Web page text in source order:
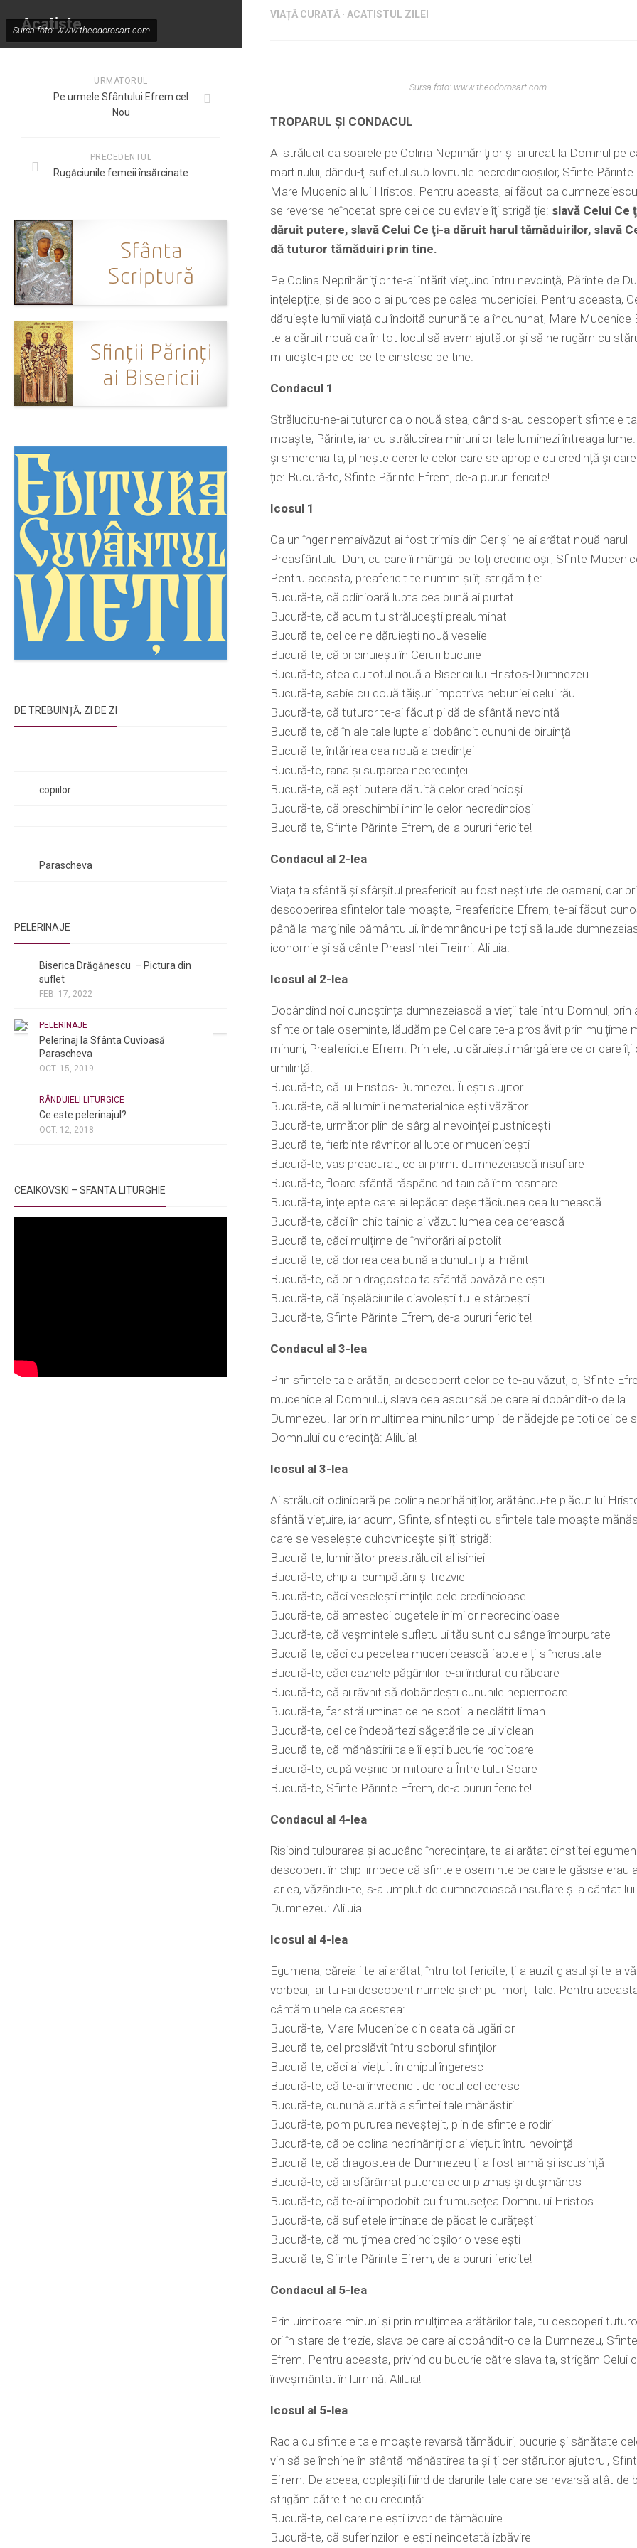
Acatiste
Sursa foto: www.theodorosart.com
VIAȚĂ CURATĂ · ACATISTUL ZILEI
Sursa foto: www.theodorosart.com
TROPARUL ȘI CONDACUL
Ai strălucit ca soarele pe Colina Neprihăniţilor şi ai urcat la Domnul pe
martiriului, dându-ţi sufletul sub loviturile necredincioşilor, Sfinte Părinte
Mare Mucenic al lui Hristos. Pentru aceasta, ai făcut ca
se reverse neîncetat spre cei ce cu evlavie îţi strigă ţie: slavă Celui Ce
dăruit putere, slavă Celui Ce ţi-a dăruit harul tămăduirilor, slavă
dă tuturor tămăduiri prin tine.
Pe Colina Neprihăniţilor te-ai întărit vieţuind întru nevoinţă, Părinte de
înţelepţite, şi de acolo ai purces pe calea muceniciei. Pentru aceasta,
dăruieşte lumii viaţă cu îndoită cunună te-a încununat, Mare Mucenice
te-a dăruit nouă ca în tot locul să avem ajutător şi să ne rugăm cu
miluieşte-i pe cei ce te cinstesc pe tine.
Condacul 1
Strălucitu-ne-ai tuturor ca o nouă stea, când s-au descoperit sfintele
moaște, Părinte, iar cu strălucirea minunilor tale luminezi întreaga
și smerenia ta, plinește cererile celor care se apropie cu credință și
ție: Bucură-te, Sfinte Părinte Efrem, de-a pururi fericite!
Icosul 1
Ca un înger nemaivăzut ai fost trimis din Cer și ne-ai arătat nouă harul
Preasfântului Duh, cu care îi mângâi pe toți credincioșii, Sfinte
Pentru aceasta, preafericit te numim și îți strigăm ție:
Bucură-te, că odinioară lupta cea bună ai purtat
Bucură-te, că acum tu strălucești prealuminat
Bucură-te, cel ce ne dăruiești nouă veselie
Bucură-te, că pricinuiești în Ceruri bucurie
Bucură-te, stea cu totul nouă a Bisericii lui Hristos-Dumnezeu
Bucură-te, sabie cu două tăișuri împotriva nebuniei celui rău
Bucură-te, că tuturor te-ai făcut pildă de sfântă nevoință
Bucură-te, că în ale tale lupte ai dobândit cununi de biruință
Bucură-te, întărirea cea nouă a credinței
Bucură-te, rana și surparea necredinței
Bucură-te, că ești putere dăruită celor credincioși
Bucură-te, că preschimbi inimile celor necredincioși
Bucură-te, Sfinte Părinte Efrem, de-a pururi fericite!
Condacul al 2-lea
Viața ta sfântă și sfârșitul preafericit au fost neștiute de oameni, dar
descoperirea sfintelor tale moaște, Preafericite Efrem, te-ai făcut
până la marginile pământului, îndemnându-i pe toți să laude
iconomie și să cânte Preasfintei Treimi: Aliluia!
Icosul al 2-lea
Dobândind noi cunoștința dumnezeiască a vieții tale întru Domnul, prin
sfintelor tale oseminte, lăudăm pe Cel care te-a proslăvit prin mulțime
minuni, Preafericite Efrem. Prin ele, tu dăruiești mângâiere celor care îți
umilință:
Bucură-te, că lui Hristos-Dumnezeu Îi ești slujitor
Bucură-te, că al luminii nematerialnice ești văzător
Bucură-te, următor plin de sârg al nevoinței pustnicești
Bucură-te, fierbinte râvnitor al luptelor mucenicești
Bucură-te, vas preacurat, ce ai primit dumnezeiască insuflare
Bucură-te, floare sfântă răspândind tainică înmiresmare
Bucură-te, înțelepte care ai lepădat deșertăciunea cea lumească
Bucură-te, căci în chip tainic ai văzut lumea cea cerească
Bucură-te, căci mulțime de înviforări ai potolit
Bucură-te, că dorirea cea bună a duhului ți-ai hrănit
Bucură-te, că prin dragostea ta sfântă pavăză ne ești
Bucură-te, că înșelăciunile diavolești tu le stârpești
Bucură-te, Sfinte Părinte Efrem, de-a pururi fericite!
Condacul al 3-lea
Prin sfintele tale arătări, ai descoperit celor ce te-au văzut, o, Sfinte
mucenice al Domnului, slava cea ascunsă pe care ai dobândit-o de la
Dumnezeu. Iar prin mulțimea minunilor umpli de nădejde pe toți cei ce
Domnului cu credință: Aliluia!
Icosul al 3-lea
Ai strălucit odinioară pe colina neprihăniților, arătându-te plăcut lui
sfântă viețuire, iar acum, Sfinte, sfințești cu sfintele tale moaște
care se veselește duhovnicește și îți strigă:
Bucură-te, luminător preastrălucit al isihiei
Bucură-te, chip al cumpătării și trezviei
Bucură-te, căci veselești mințile cele credincioase
Bucură-te, că amesteci cugetele inimilor necredincioase
Bucură-te, că veșmintele sufletului tău sunt cu sânge împurpurate
Bucură-te, căci cu pecetea mucenicească faptele ți-s încrustate
Bucură-te, căci caznele păgânilor le-ai îndurat cu răbdare
Bucură-te, că ai râvnit să dobândești cununile nepieritoare
Bucură-te, far străluminat ce ne scoți la neclătit liman
Bucură-te, cel ce îndepărtezi săgetările celui viclean
Bucură-te, că mănăstirii tale îi ești bucurie roditoare
Bucură-te, cupă veșnic primitoare a Întreitului Soare
Bucură-te, Sfinte Părinte Efrem, de-a pururi fericite!
Condacul al 4-lea
Risipind tulburarea și aducând încredințare, te-ai arătat cinstitei
descoperit în chip limpede că sfintele oseminte pe care le găsise erau
Iar ea, văzându-te, s-a umplut de dumnezeiască insuflare și a cântat lui
Dumnezeu: Aliluia!
Icosul al 4-lea
Egumena, căreia i te-ai arătat, întru tot fericite, ți-a auzit glasul și te-a
vorbeai, iar tu i-ai descoperit numele și chipul morții tale. Pentru
cântăm unele ca acestea:
Bucură-te, Mare Mucenice din ceata călugărilor
Bucură-te, cel proslăvit întru soborul sfinților
Bucură-te, căci ai viețuit în chipul îngeresc
Bucură-te, că te-ai învrednicit de rodul cel ceresc
Bucură-te, cunună aurită a sfintei tale mănăstiri
Bucură-te, pom pururea neveștejit, plin de sfintele rodiri
Bucură-te, că pe colina neprihăniților ai viețuit întru nevoință
Bucură-te, că dragostea de Dumnezeu ți-a fost armă și iscusință
Bucură-te, că ai sfărâmat puterea celui pizmaș și dușmănos
Bucură-te, că te-ai împodobit cu frumusețea Domnului Hristos
Bucură-te, că sufletele întinate de păcat le curățești
Bucură-te, că mulțimea credincioșilor o veselești
Bucură-te, Sfinte Părinte Efrem, de-a pururi fericite!
Condacul al 5-lea
Prin uimitoare minuni și prin mulțimea arătărilor tale, tu descoperi
ori în stare de trezie, slava pe care ai dobândit-o de la Dumnezeu,
Efrem. Pentru aceasta, privind cu bucurie către slava ta, strigăm Celui
înveșmântat în lumină: Aliluia!
Icosul al 5-lea
Racla cu sfintele tale moaște revarsă tămăduiri, bucurie și sănătate
vin să se închine în sfântă mănăstirea ta și-ți cer stăruitor ajutorul,
Efrem. De aceea, copleșiți fiind de darurile tale care se revarsă atât de
strigăm către tine cu credință:
Bucură-te, cel care ne ești izvor de tămăduire
Bucură-te, că suferinzilor le ești neîncetată izbăvire
URMATORUL
Pe urmele Sfântului Efrem cel
Nou
PRECEDENTUL
Rugăciunile femeii însărcinate
DE TREBUINȚĂ, ZI DE ZI
copiilor
Parascheva
PELERINAJE
Biserica Drăgănescu – Pictura din
suflet
FEB. 17, 2022
PELERINAJE
Pelerinaj la Sfânta Cuvioasă
Parascheva
OCT. 15, 2019
RÂNDUIELI LITURGICE
Ce este pelerinajul?
OCT. 12, 2018
CEAIKOVSKI – SFANTA LITURGHIE